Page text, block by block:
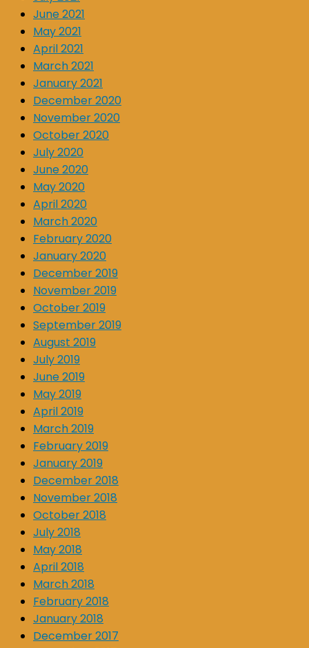
June 2021
May 2021
April 2021
March 2021
January 2021
December 2020
November 2020
October 2020
July 2020
June 2020
May 2020
April 2020
March 2020
February 2020
January 2020
December 2019
November 2019
October 2019
September 2019
August 2019
July 2019
June 2019
May 2019
April 2019
March 2019
February 2019
January 2019
December 2018
November 2018
October 2018
July 2018
May 2018
April 2018
March 2018
February 2018
January 2018
December 2017